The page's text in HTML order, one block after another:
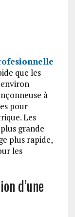
que les
à
pour
Les
grande
plus rapide,
les
d’une